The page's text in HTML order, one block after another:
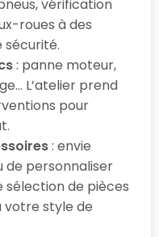
vérification
roues à des
: panne moteur,
L’atelier prend
pour
: envie
de personnaliser
sélection de pièces
votre style de